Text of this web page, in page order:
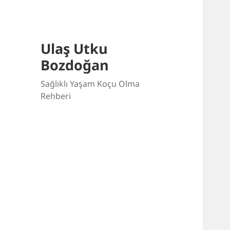
Ulaş Utku
Bozdoğan
Sağlıklı Yaşam Koçu Olma
Rehberi